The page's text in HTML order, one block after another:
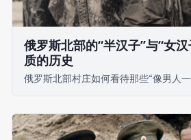
俄罗斯北部的“半汉子”与“女
质的历史
俄罗斯北部村庄如何看待那些“像男人一